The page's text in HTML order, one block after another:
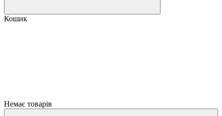
Кошик
Немає товарів